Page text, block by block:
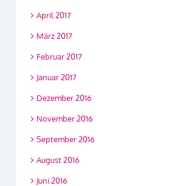
April 2017
März 2017
Februar 2017
Januar 2017
Dezember 2016
November 2016
September 2016
August 2016
Juni 2016